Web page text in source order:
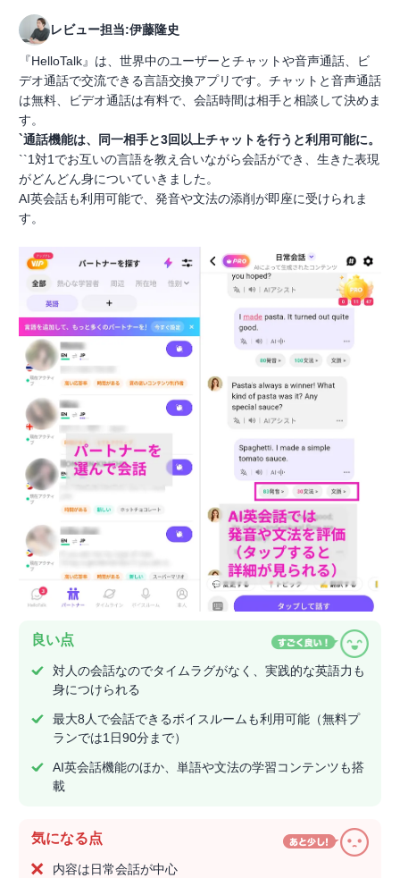
レビュー担当:伊藤隆史
『HelloTalk』は、世界中のユーザーとチャットや音声通話、ビ
デオ通話で交流できる言語交換アプリです。チャットと音声通話
は無料、ビデオ通話は有料で、会話時間は相手と相談して決めま
す。
`通話機能は、同一相手と3回以上チャットを行うと利用可能に。
``1対1でお互いの言語を教え合いながら会話ができ、生きた表現
がどんどん身についていきました。
AI英会話も利用可能で、発音や文法の添削が即座に受けられま
す。
良い点
対人の会話なのでタイムラグがなく、実践的な英語力も
身につけられる
最大8人で会話できるボイスルームも利用可能（無料プ
ランでは1日90分まで）
AI英会話機能のほか、単語や文法の学習コンテンツも搭
載
気になる点
内容は日常会話が中心